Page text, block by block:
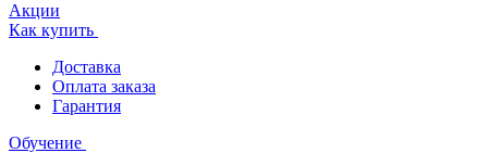
Акции
Как купить
Доставка
Оплата заказа
Гарантия
Обучение